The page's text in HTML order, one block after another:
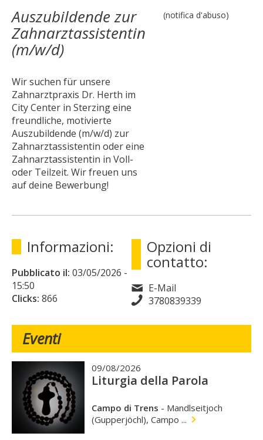
Auszubildende zur
Zahnarztassistentin
(m/w/d)
Wir suchen für unsere
Zahnarztpraxis Dr. Herth im
City Center in Sterzing eine
freundliche, motivierte
Auszubildende (m/w/d) zur
Zahnarztassistentin oder eine
Zahnarztassistentin in Voll-
oder Teilzeit. Wir freuen uns
auf deine Bewerbung!
(notifica d'abuso)
Informazioni:
Pubblicato il: 03/05/2026 -
15:50
Clicks: 866
Opzioni di
contatto:
E-Mail
3780839339
Eventi
09/08/2026
Liturgia della Parola
Campo di Trens - Mandlseitjoch
(Gupperjöchl), Campo ...